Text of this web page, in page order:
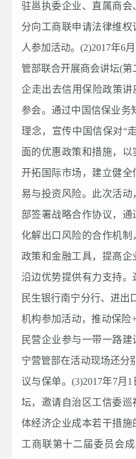
驻邕执委企业、直属商
分向工商联申请法律维权
人参加活动。(2)2017年6
管部联合开展商会讲坛(
企走出去信用保险政策讲
参会。通过中国信保业务
理念，宣传中国信保对“
面的优惠政策和措施，
开拓国际市场，建立健
易与投资风险。此次活
部签署战略合作协议，通
化解出口风险的合作机
政策和金融工具，提高
沿边优势提供有力支持。
民生银行南宁分行、进出
机构参加活动，推动保险
民营企业参与一带一路
宁营管部在活动现场还分
议与保单。(3)2017年7月
坛，邀请自治区工信委
体经济企业成本若干措
工商联第十二届委员会成